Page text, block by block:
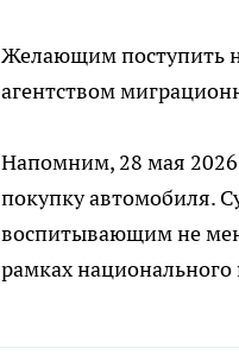
Желающим поступить
агентством
Напомним, 28 мая 2026
покупку автомобиля.
воспитывающим не
рамках национального